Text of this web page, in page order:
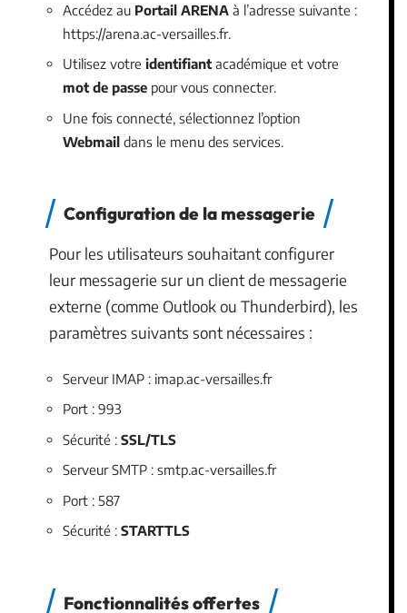
Accédez au Portail ARENA à l’adresse suivante :
https://arena.ac-versailles.fr.
Utilisez votre identifiant académique et votre
mot de passe pour vous connecter.
Une fois connecté, sélectionnez l’option
Webmail dans le menu des services.
Configuration de la messagerie
Pour les utilisateurs souhaitant configurer
leur messagerie sur un client de messagerie
externe (comme Outlook ou Thunderbird), les
paramètres suivants sont nécessaires :
Serveur IMAP : imap.ac-versailles.fr
Port : 993
Sécurité : SSL/TLS
Serveur SMTP : smtp.ac-versailles.fr
Port : 587
Sécurité : STARTTLS
Fonctionnalités offertes